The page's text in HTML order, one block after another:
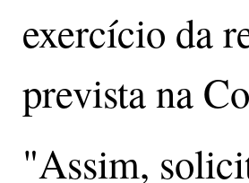
exercício da
prevista na
"Assim,